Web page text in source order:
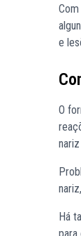
e
O
Há